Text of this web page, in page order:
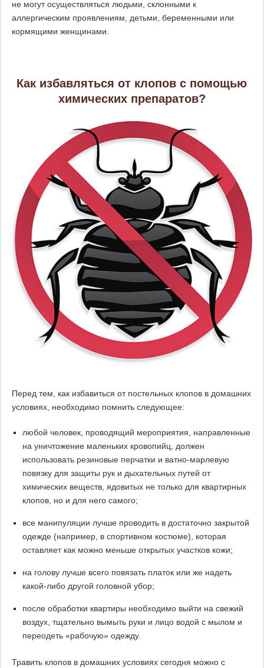
не могут осуществляться людьми, склонными к
аллергическим проявлениям, детьми, беременными или
кормящими женщинами.
Как избавляться от клопов с помощью
химических препаратов?
Перед тем, как избавиться от постельных клопов в домашних
условиях, необходимо помнить следующее:
любой человек, проводящий мероприятия, направленные
на уничтожение маленьких кровопийц, должен
использовать резиновые перчатки и ватно-марлевую
повязку для защиты рук и дыхательных путей от
химических веществ, ядовитых не только для квартирных
клопов, но и для него самого;
все манипуляции лучше проводить в достаточно закрытой
одежде (например, в спортивном костюме), которая
оставляет как можно меньше открытых участков кожи;
на голову лучше всего повязать платок или же надеть
какой-либо другой головной убор;
после обработки квартиры необходимо выйти на свежий
воздух, тщательно вымыть руки и лицо водой с мылом и
переодеть «рабочую» одежду.
Травить клопов в домашних условиях сегодня можно с